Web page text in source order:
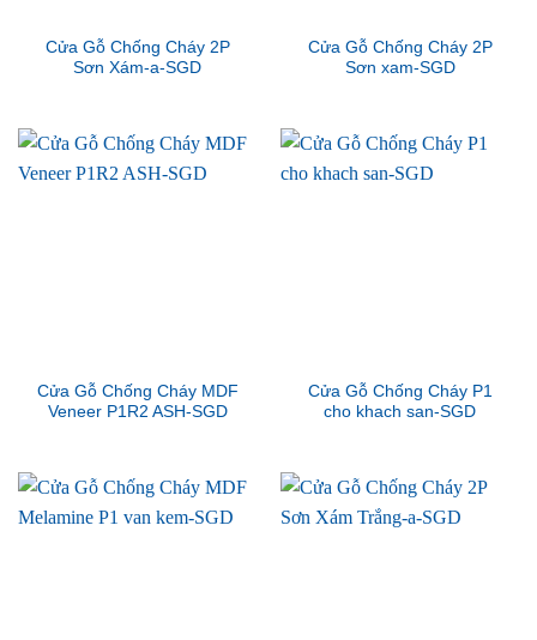
Cửa Gỗ Chống Cháy 2P
Sơn Xám-a-SGD
Cửa Gỗ Chống Cháy 2P
Sơn xam-SGD
Cửa Gỗ Chống Cháy MDF
Veneer P1R2 ASH-SGD
Cửa Gỗ Chống Cháy P1
cho khach san-SGD